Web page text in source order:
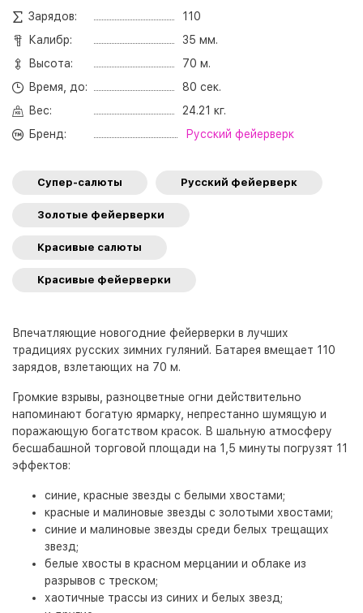
Зарядов:
110
Калибр:
35 мм.
Высота:
70 м.
Время, до:
80 сек.
Вес:
24.21 кг.
Бренд:
Русский фейерверк
Супер-салюты Русский фейерверк
Золотые фейерверки
Красивые салюты
Красивые фейерверки
Впечатляющие новогодние фейерверки в лучших
традициях русских зимних гуляний. Батарея вмещает 110
зарядов, взлетающих на 70 м.
Громкие взрывы, разноцветные огни действительно
напоминают богатую ярмарку, непрестанно шумящую и
поражающую богатством красок. В шальную атмосферу
бесшабашной торговой площади на 1,5 минуты погрузят 11
эффектов:
синие, красные звезды с белыми хвостами;
красные и малиновые звезды с золотыми хвостами;
синие и малиновые звезды среди белых трещащих
звезд;
белые хвосты в красном мерцании и облаке из
разрывов с треском;
хаотичные трассы из синих и белых звезд;